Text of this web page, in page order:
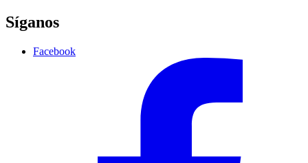
Síganos
Facebook